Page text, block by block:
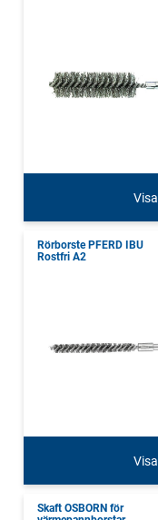
Visa
Rörborste PFERD IBU
Rostfri A2
Visa
Skaft OSBORN för